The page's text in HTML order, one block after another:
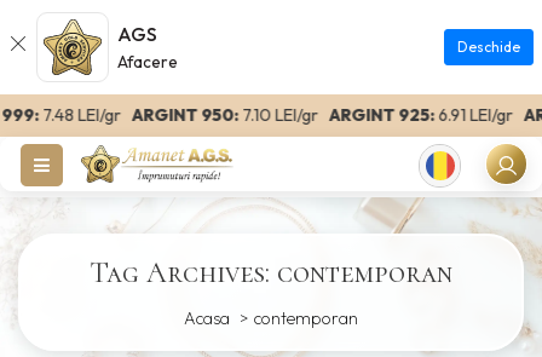
AGS
Afacere
Deschide
7.48 LEI/grARGINT 950:7.10 LEI/grARGINT 925:6.91 LEI/gr
Romanian
Tag Archives: contemporan
Acasa contemporan